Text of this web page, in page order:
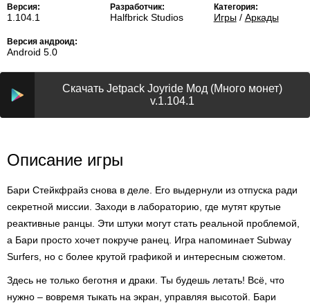
Версия:
1.104.1
Разработчик:
Halfbrick Studios
Категория:
Игры/ Аркады
Версия андроид:
Android 5.0
Скачать Jetpack Joyride Мод (Много монет)
v.1.104.1
Описание игры
Бари Стейкфрайз снова в деле. Его выдернули из отпуска ради
секретной миссии. Заходи в лабораторию, где мутят крутые
реактивные ранцы. Эти штуки могут стать реальной проблемой,
а Бари просто хочет покруче ранец. Игра напоминает Subway
Surfers, но с более крутой графикой и интересным сюжетом.
Здесь не только беготня и драки. Ты будешь летать! Всё, что
нужно – вовремя тыкать на экран, управляя высотой. Бари